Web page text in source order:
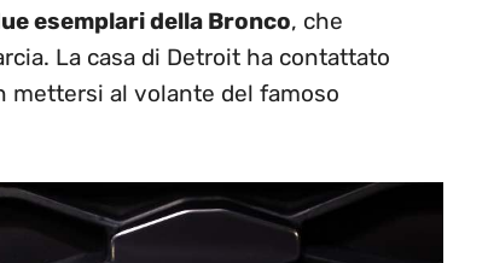
esemplari della Bronco, che
La casa di Detroit ha contattato
mettersi al volante del famoso